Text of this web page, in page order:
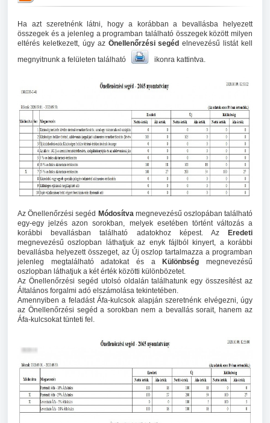
Ha azt szeretnénk látni, hogy a korábban a bevallásba helyezett
összegek és a jelenleg a programban található összegek között milyen
eltérés keletkezett, úgy az Önellenőrzési segéd elnevezésű listát kell
megnyitnunk a felületen található
ikonra kattintva.
Az Önellenőrzési segéd Módosítva megnevezésű oszlopában található
egy-egy jelzés azon sorokban, melyek esetében történt változás a
korábbi bevallásban található adatokhoz képest. Az Eredeti
megnevezésű oszlopban láthatjuk az enyk fájlból kinyert, a korábbi
bevallásba helyezett összeget, az Új oszlop tartalmazza a programban
jelenleg megtalálható adatokat és aKülönbség megnevezésű
oszlopban láthatjuk a két érték közötti különbözetet.
Az Önellenőrzési segéd utolsó oldalán találhatunk egy összesítést az
Általános forgalmi adó elszámolása tekintetében.
Amennyiben a feladást Áfa-kulcsok alapján szeretnénk elvégezni, úgy
az Önellenőrzési segéd a sorokban nem a bevallás sorait, hanem az
Áfa-kulcsokat tünteti fel.